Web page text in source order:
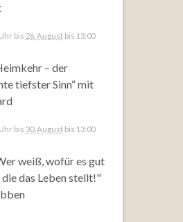
bis 26. Augustbis 13:00
– der
tiefster Sinn“ mit
bis 30. Augustbis 13:00
weiß, wofür es gut
die das Leben stellt!"